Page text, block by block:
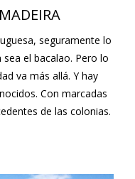
seguramente lo
el bacalao. Pero lo
va más allá. Y hay
Con marcadas
de las colonias.